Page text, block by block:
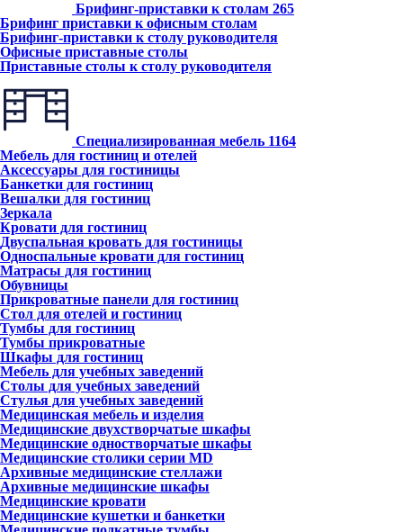
Брифинг-приставки к столам 265
Брифинг приставки к офисным столам
Брифинг-приставки к столу руководителя
Офисные приставные столы
Приставные столы к столу руководителя
Специализированная мебель 1164
Мебель для гостиниц и отелей
Аксессуары для гостиницы
Банкетки для гостиниц
Вешалки для гостиниц
Зеркала
Кровати для гостиниц
Двуспальная кровать для гостиницы
Односпальные кровати для гостиниц
Матрасы для гостиниц
Обувницы
Прикроватные панели для гостиниц
Стол для отелей и гостиниц
Тумбы для гостиниц
Тумбы прикроватные
Шкафы для гостиниц
Мебель для учебных заведений
Столы для учебных заведений
Стулья для учебных заведений
Медицинская мебель и изделия
Медицинские двухстворчатые шкафы
Медицинские одностворчатые шкафы
Медицинские столики серии MD
Архивные медицинские стеллажи
Архивные медицинские шкафы
Медицинские кровати
Медицинские кушетки и банкетки